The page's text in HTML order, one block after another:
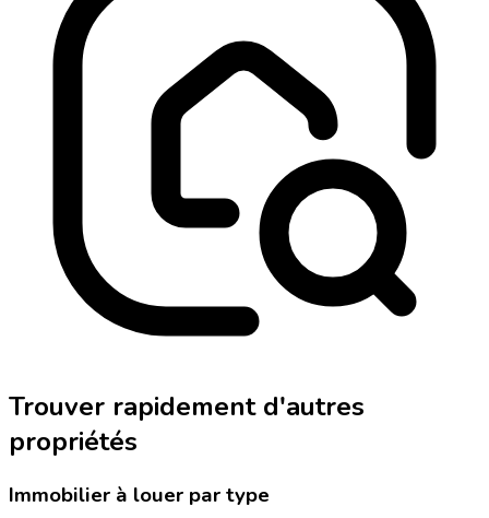
Trouver rapidement d'autres
propriétés
Immobilier à louer par type